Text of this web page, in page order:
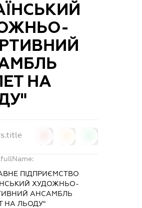
НА
ПІДПРИЄМСТВО
ХУДОЖНЬО-
АНСАМБЛЬ
НА ЛЬОДУ"